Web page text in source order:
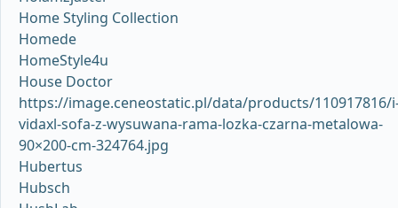
Home Styling Collection
Homede
HomeStyle4u
House Doctor
https://image.ceneostatic.pl/data/products/110917816/
vidaxl-sofa-z-wysuwana-rama-lozka-czarna-metalowa-
90×200-cm-324764.jpg
Hubertus
Hubsch